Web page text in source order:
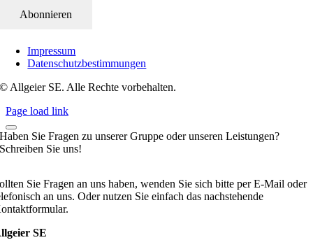
Impressum
Datenschutzbestimmungen
© Allgeier SE. Alle Rechte vorbehalten.
Page load link
Haben Sie Fragen zu unserer Gruppe oder unseren Leistungen?
Schreiben Sie uns!
Sie Fragen an uns haben, wenden Sie sich bitte per E-Mail oder
an uns. Oder nutzen Sie einfach das nachstehende
SE